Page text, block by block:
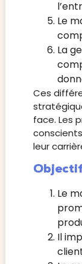
Le
La
Ces
face. Les
leur
Le
Il